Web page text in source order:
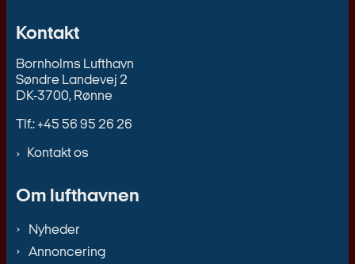
Kontakt
Bornholms Lufthavn
Søndre Landevej 2
DK-3700, Rønne
Tlf.: +45 56 95 26 26
Kontakt os
Om lufthavnen
Nyheder
Annoncering